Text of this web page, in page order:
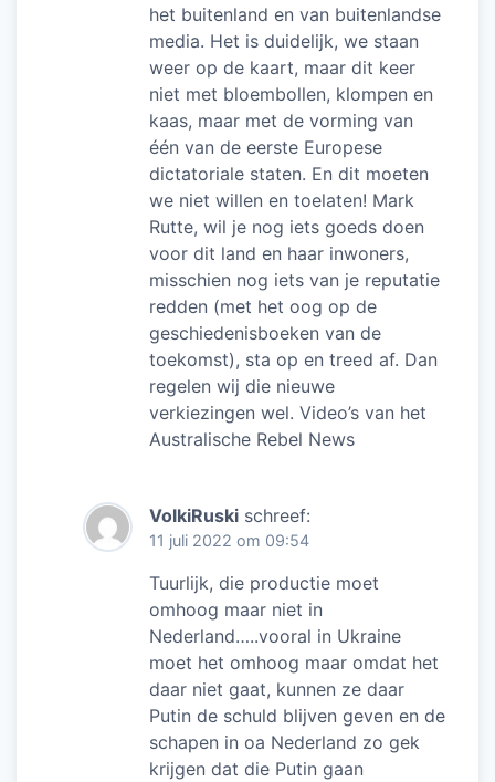
het buitenland en van buitenlandse
media. Het is duidelijk, we staan
weer op de kaart, maar dit keer
niet met bloembollen, klompen en
kaas, maar met de vorming van
één van de eerste Europese
dictatoriale staten. En dit moeten
we niet willen en toelaten! Mark
Rutte, wil je nog iets goeds doen
voor dit land en haar inwoners,
misschien nog iets van je reputatie
redden (met het oog op de
geschiedenisboeken van de
toekomst), sta op en treed af. Dan
regelen wij die nieuwe
verkiezingen wel. Video’s van het
Australische Rebel News
VolkiRuski schreef:
11 juli 2022 om 09:54
Tuurlijk, die productie moet
omhoog maar niet in
Nederland…..vooral in Ukraine
moet het omhoog maar omdat het
daar niet gaat, kunnen ze daar
Putin de schuld blijven geven en de
schapen in oa Nederland zo gek
krijgen dat die Putin gaan